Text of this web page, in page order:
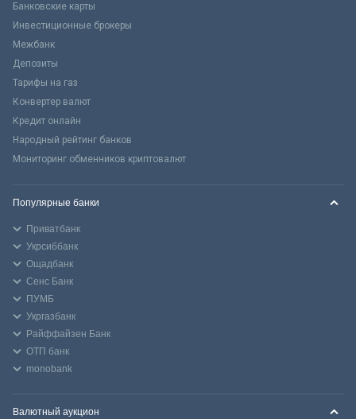
Банковские карты
Инвестиционные брокеры
Межбанк
Депозиты
Тарифы на газ
Конвертер валют
Кредит онлайн
Народный рейтинг банков
Мониторинг обменников криптовалют
Популярные банки
Приватбанк
Укрсиббанк
Ощадбанк
Сенс Банк
ПУМБ
Укргазбанк
Райффайзен Банк
ОТП банк
monobank
Валютный аукцион